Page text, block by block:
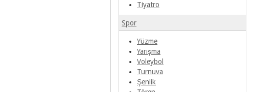
Tiyatro
Spor
Yüzme
Yarışma
Voleybol
Turnuva
Şenlik